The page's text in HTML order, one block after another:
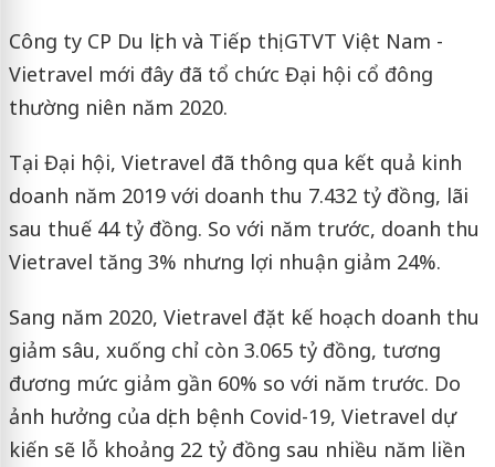
Công ty CP Du lịch và Tiếp thị GTVT Việt Nam -
Vietravel mới đây đã tổ chức Đại hội cổ đông
thường niên năm 2020.
Tại Đại hội, Vietravel đã thông qua kết quả kinh
doanh năm 2019 với doanh thu 7.432 tỷ đồng, lãi
sau thuế 44 tỷ đồng. So với năm trước, doanh thu
Vietravel tăng 3% nhưng lợi nhuận giảm 24%.
Sang năm 2020, Vietravel đặt kế hoạch doanh thu
giảm sâu, xuống chỉ còn 3.065 tỷ đồng, tương
đương mức giảm gần 60% so với năm trước. Do
ảnh hưởng của dịch bệnh Covid-19, Vietravel dự
kiến sẽ lỗ khoảng 22 tỷ đồng sau nhiều năm liền